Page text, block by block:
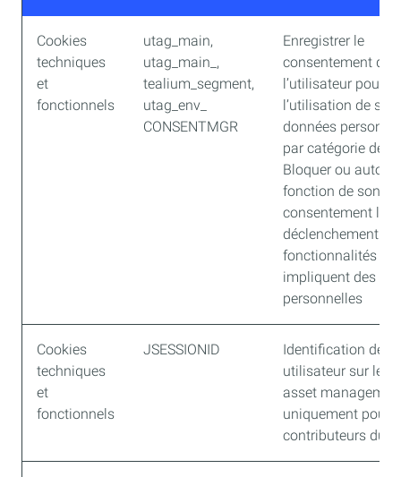
Cookies
techniques
et
fonctionnels
utag_main,
utag_main_,
tealium_segment,
utag_env_
CONSENTMGR
Enregistrer le
consentement de
l’utilisateur pour
l’utilisation de ses
données
par catégorie de
Bloquer ou
fonction de son
consentement le
déclenchement de
fonctionnalités qui
impliquent des
personnelles
Cookies
techniques
et
fonctionnels
JSESSIONID
Identification de
utilisateur sur le
asset
uniquement pour
contributeurs du